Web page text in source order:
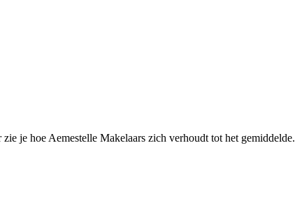
je hoe Aemestelle Makelaars zich verhoudt tot het gemiddelde.